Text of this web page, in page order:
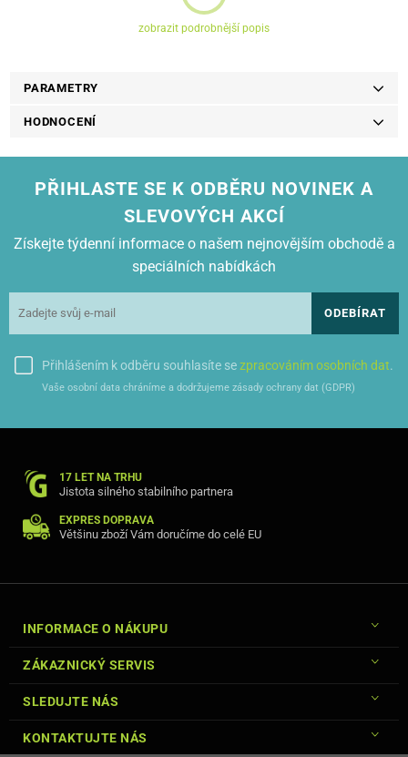
zobrazit podrobnější popis
PARAMETRY
HODNOCENÍ
PŘIHLASTE SE K ODBĚRU NOVINEK A
SLEVOVÝCH AKCÍ
Získejte týdenní informace o našem nejnovějším obchodě a
speciálních nabídkách
ODEBÍRAT
Přihlášením k odběru souhlasíte sezpracováním osobních dat.
Vaše osobní data chráníme a dodržujeme zásady ochrany dat (GDPR)
17 LET NA TRHU
Jistota silného stabilního partnera
EXPRES DOPRAVA
Většinu zboží Vám doručíme do celé EU
INFORMACE O NÁKUPU
ZÁKAZNICKÝ SERVIS
SLEDUJTE NÁS
KONTAKTUJTE NÁS